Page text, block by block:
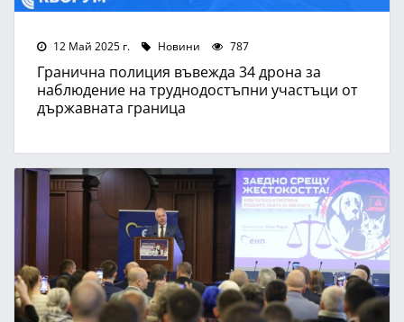
12 Май 2025 г. Новини 787
Гранична полиция въвежда 34 дрона за
наблюдение на труднодостъпни участъци от
държавната граница